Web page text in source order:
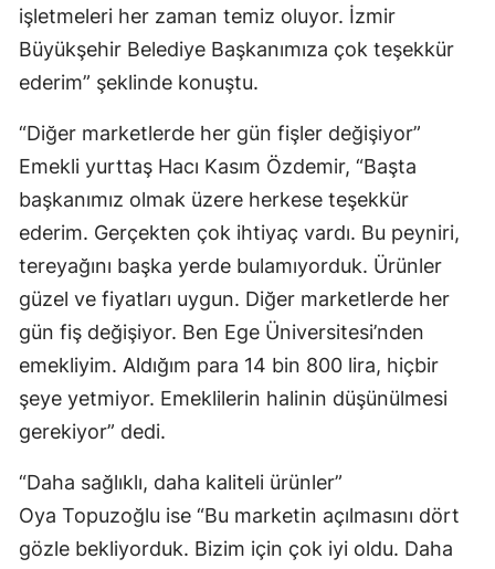
işletmeleri her zaman temiz oluyor. İzmir
Büyükşehir Belediye Başkanımıza çok teşekkür
ederim” şeklinde konuştu.
“Diğer marketlerde her gün fişler değişiyor”
Emekli yurttaş Hacı Kasım Özdemir, “Başta
başkanımız olmak üzere herkese teşekkür
ederim. Gerçekten çok ihtiyaç vardı. Bu peyniri,
tereyağını başka yerde bulamıyorduk. Ürünler
güzel ve fiyatları uygun. Diğer marketlerde her
gün fiş değişiyor. Ben Ege Üniversitesi’nden
emekliyim. Aldığım para 14 bin 800 lira, hiçbir
şeye yetmiyor. Emeklilerin halinin düşünülmesi
gerekiyor” dedi.
“Daha sağlıklı, daha kaliteli ürünler”
Oya Topuzoğlu ise “Bu marketin açılmasını dört
gözle bekliyorduk. Bizim için çok iyi oldu. Daha